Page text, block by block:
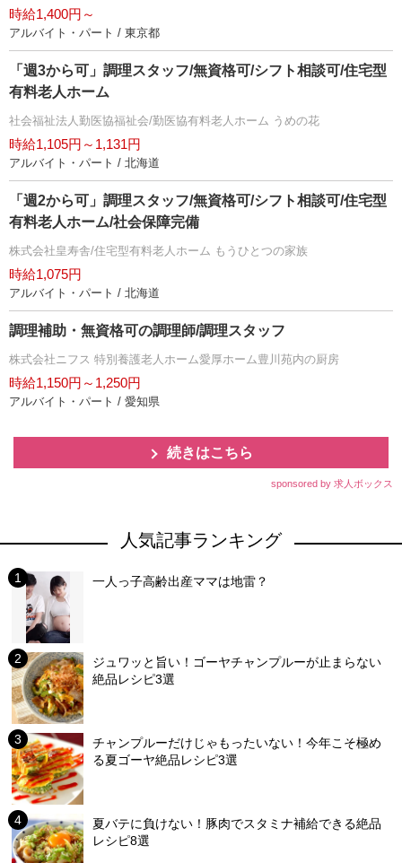
時給1,400円～
アルバイト・パート / 東京都
「週3から可」調理スタッフ/無資格可/シフト相談可/住宅型
有料老人ホーム
社会福祉法人勤医協福祉会/勤医協有料老人ホーム うめの花
時給1,105円～1,131円
アルバイト・パート / 北海道
「週2から可」調理スタッフ/無資格可/シフト相談可/住宅型
有料老人ホーム/社会保障完備
株式会社皇寿舎/住宅型有料老人ホーム もうひとつの家族
時給1,075円
アルバイト・パート / 北海道
調理補助・無資格可の調理師/調理スタッフ
株式会社ニフス 特別養護老人ホーム愛厚ホーム豊川苑内の厨房
時給1,150円～1,250円
アルバイト・パート / 愛知県
続きはこちら
sponsored by 求人ボックス
人気記事ランキング
一人っ子高齢出産ママは地雷？
ジュワッと旨い！ゴーヤチャンプルーが止まらない
絶品レシピ3選
チャンプルーだけじゃもったいない！今年こそ極め
る夏ゴーヤ絶品レシピ3選
夏バテに負けない！豚肉でスタミナ補給できる絶品
レシピ8選